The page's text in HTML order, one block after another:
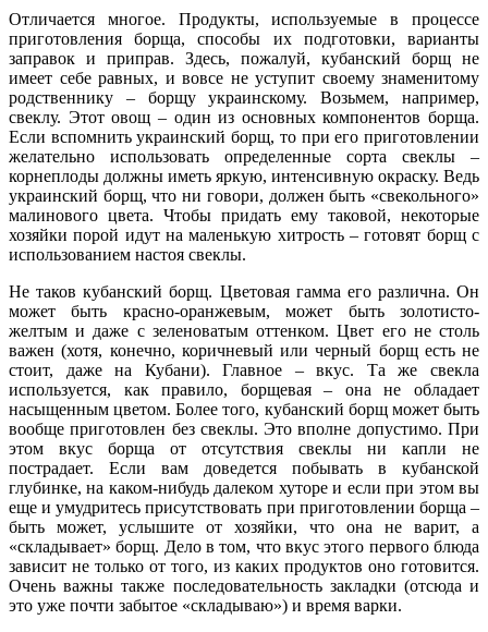
Отличается многое. Продукты, используемые в процессе
приготовления борща, способы их подготовки, варианты
заправок и приправ. Здесь, пожалуй, кубанский борщ не
имеет себе равных, и вовсе не уступит своему знаменитому
родственнику – борщу украинскому. Возьмем, например,
свеклу. Этот овощ – один из основных компонентов борща.
Если вспомнить украинский борщ, то при его приготовлении
желательно использовать определенные сорта свеклы –
корнеплоды должны иметь яркую, интенсивную окраску. Ведь
украинский борщ, что ни говори, должен быть «свекольного»
малинового цвета. Чтобы придать ему таковой, некоторые
хозяйки порой идут на маленькую хитрость – готовят борщ с
использованием настоя свеклы.
Не таков кубанский борщ. Цветовая гамма его различна. Он
может быть красно-оранжевым, может быть золотисто-
желтым и даже с зеленоватым оттенком. Цвет его не столь
важен (хотя, конечно, коричневый или черный борщ есть не
стоит, даже на Кубани). Главное – вкус. Та же свекла
используется, как правило, борщевая – она не обладает
насыщенным цветом. Более того, кубанский борщ может быть
вообще приготовлен без свеклы. Это вполне допустимо. При
этом вкус борща от отсутствия свеклы ни капли не
пострадает. Если вам доведется побывать в кубанской
глубинке, на каком-нибудь далеком хуторе и если при этом вы
еще и умудритесь присутствовать при приготовлении борща –
быть может, услышите от хозяйки, что она не варит, а
«складывает» борщ. Дело в том, что вкус этого первого блюда
зависит не только от того, из каких продуктов оно готовится.
Очень важны также последовательность закладки (отсюда и
это уже почти забытое «складываю») и время варки.